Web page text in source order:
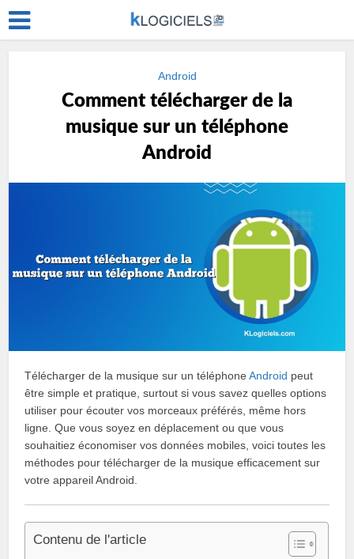
Android
Comment télécharger de la
musique sur un téléphone
Android
Télécharger de la musique sur un téléphoneAndroid peut
être simple et pratique, surtout si vous savez quelles options
utiliser pour écouter vos morceaux préférés, même hors
ligne. Que vous soyez en déplacement ou que vous
souhaitiez économiser vos données mobiles, voici toutes les
méthodes pour télécharger de la musique efficacement sur
votre appareil Android.
Contenu de l'article